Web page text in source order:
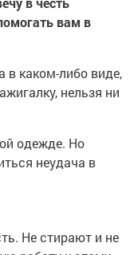
вам в
в каком-либо виде,
нельзя ни
одежде. Но
неудача в
Не стирают и не